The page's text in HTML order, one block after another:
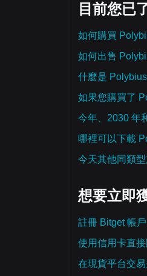
目前您已
如何購買
如何出售
什麼是
如果您購買了
今年、2030 年
哪裡可以下載
今天其他同類
想要立即
註冊 Bitget 帳戶
使用信用卡直接
在現貨平台交